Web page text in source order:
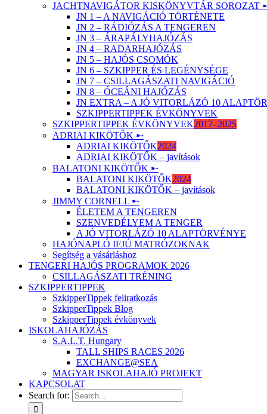
JACHTNAVIGÁTOR KISKÖNYVTÁR SOROZAT
JN 1 – A NAVIGÁCIÓ TÖRTÉNETE
JN 2 – RÁDIÓZÁS A TENGEREN
JN 3 – ÁRAPÁLYHAJÓZÁS
JN 4 – RADARHAJÓZÁS
JN 5 – HAJÓS CSOMÓK
JN 6 – SZKIPPER ÉS LEGÉNYSÉGE
JN 7 – CSILLAGÁSZATI NAVIGÁCIÓ
JN 8 – ÓCEÁNI HAJÓZÁS
JN EXTRA – A JÓ VITORLÁZÓ 10
SZKIPPERTIPPEK ÉVKÖNYVEK
SZKIPPERTIPPEK ÉVKÖNYVEK2017–2025
ADRIAI KIKÖTŐK ➸
ADRIAI KIKÖTŐK2024
ADRIAI KIKÖTŐK – javítások
BALATONI KIKÖTŐK ➸
BALATONI KIKÖTŐK2024
BALATONI KIKÖTŐK – javítások
JIMMY CORNELL ➸
ÉLETEM A TENGEREN
SZENVEDÉLYEM A TENGER
A JÓ VITORLÁZÓ 10 ALAPTÖRVÉNYE
HAJÓNAPLÓ IFJÚ MATRÓZOKNAK
Segítség a vásárláshoz
TENGERI HAJÓS PROGRAMOK 2026
CSILLAGÁSZATI TRÉNING
SZKIPPERTIPPEK
SzkipperTippek feliratkozás
SzkipperTippek Blog
SzkipperTippek évkönyvek
ISKOLAHAJÓZÁS
S.A.L.T. Hungary
TALL SHIPS RACES 2026
EXCHANGE@SEA
MAGYAR ISKOLAHAJÓ PROJEKT
KAPCSOLAT
Search for: